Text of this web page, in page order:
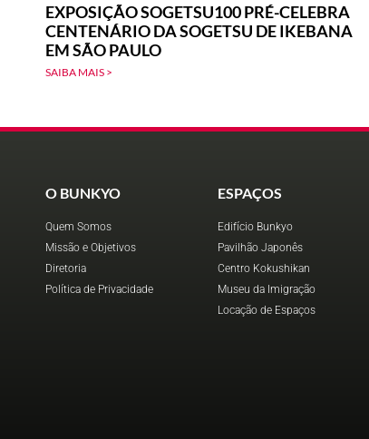
EXPOSIÇÃO SOGETSU100 PRÉ-CELEBRA
CENTENÁRIO DA SOGETSU DE IKEBANA
EM SÃO PAULO
SAIBA MAIS >
O BUNKYO
Quem Somos
Missão e Objetivos
Diretoria
Política de Privacidade
ESPAÇOS
Edifício Bunkyo
Pavilhão Japonês
Centro Kokushikan
Museu da Imigração
Locação de Espaços